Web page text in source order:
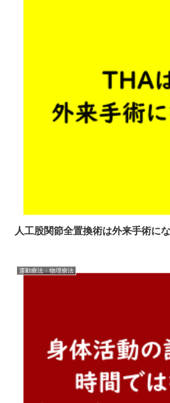
人工股関節全置換術は外来手術に
運動療法・物理療法